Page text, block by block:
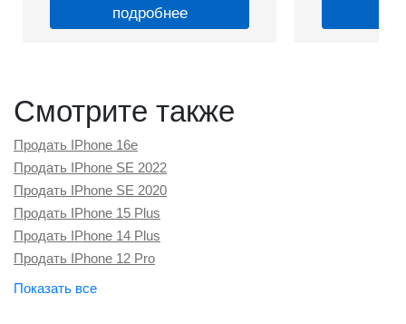
подробнее
Смотрите также
Продать IPhone 16e
Продать IPhone SE 2022
Продать IPhone SE 2020
Продать IPhone 15 Plus
Продать IPhone 14 Plus
Продать IPhone 12 Pro
Продать Apple Watch Series 4